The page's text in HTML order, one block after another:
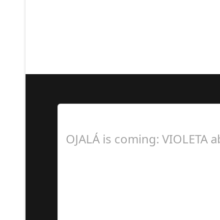
OJALÁ is coming: